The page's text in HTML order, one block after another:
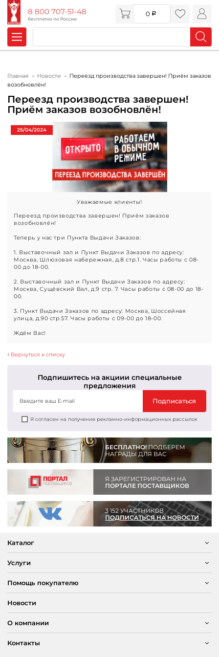
8 800 707-51-48
бесплатно по России
0
Главная Новости
Переезд производства завершен! Приём заказов
возобновлён!
Переезд производства завершен!
Приём заказов возобновлён!
25/04/2024
Уважаемые клиенты!
Переезд производства завершен! Приём заказов
возобновлён!
Теперь у нас три Пункта Выдачи Заказов:
1. Выставочный зал и Пункт Выдачи Заказов по адресу:
Москва, Шлюзовая набережная, д.8 стр.1. Часы работы с 08-
00 до 18-00.
2. Выставочный зал и Пункт Выдачи Заказов по адресу:
Москва, Сущёвский Вал, д.9 стр. 7. Часы работы с 08-00 до 18-
00.
3. Пункт Выдачи Заказов по адресу: Москва, Шоссейная
улица, д.90 стр.57. Часы работы с 09-00 до 18-00.
Ждём Вас!
Вернуться к списку
Подпишитесь на акциии специальные
предложения
Подписаться
Я согласен на получение рекламно-информационных рассылок
БЕСПЛАТНО!ПОДБЕРЕМ
НАГРАДЫ ДЛЯ ВАС
Я ЗАРЕГИСТРИРОВАН НА
ПОРТАЛЕ ПОСТАВЩИКОВ
3 152 УЧАСТНИКОВ
ПОДПИСАТЬСЯ НА НОВОСТИ
Каталог
Услуги
Помощь покупателю
Новости
О компании
Контакты